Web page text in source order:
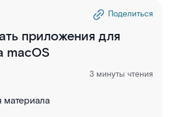
Поделиться
приложения для
macOS
3 минуты чтения